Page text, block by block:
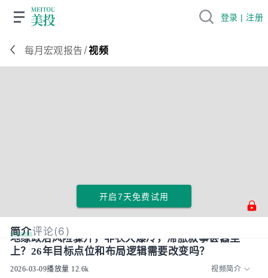
每月宏观报告 /视频
开启7天免费试用
简介评论(6)
地缘政治风险骤升，非农大爆冷，滞胀叙事甚嚣尘
上？26年目标点位和布局逻辑需要改变吗？
2026-03-09播放量 12.6k 视频简介
登录 | 注册